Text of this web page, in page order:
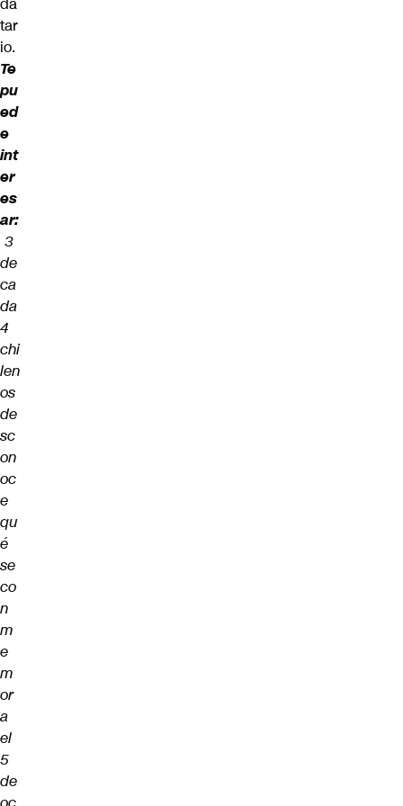
tar
io.
Te
pu
ed
e
int
er
es
ar:
3
de
ca
da
4
chi
len
os
de
sc
on
oc
e
qu
é
se
co
n
m
e
m
or
a
el
5
de